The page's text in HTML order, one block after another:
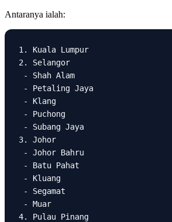
Antaranya ialah:
1. Kuala Lumpur
2. Selangor
- Shah Alam
- Petaling Jaya
- Klang
- Puchong
- Subang Jaya
3. Johor
- Johor Bahru
- Batu Pahat
- Kluang
- Segamat
- Muar
4. Pulau Pinang